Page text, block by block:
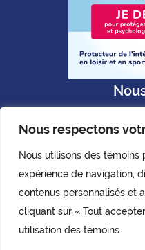
Nous respectons
Nous utilisons des témoins
expérience de navigation,
contenus personnalisés et
cliquant sur « Tout
utilisation des témoins.
Politique
Copyright